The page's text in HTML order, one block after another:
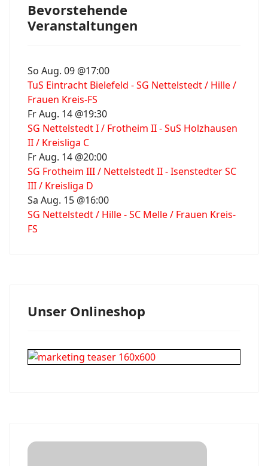
Bevorstehende
Veranstaltungen
So Aug. 09 @17:00
TuS Eintracht Bielefeld - SG Nettelstedt / Hille /
Frauen Kreis-FS
Fr Aug. 14 @19:30
SG Nettelstedt I / Frotheim II - SuS Holzhausen
II / Kreisliga C
Fr Aug. 14 @20:00
SG Frotheim III / Nettelstedt II - Isenstedter SC
III / Kreisliga D
Sa Aug. 15 @16:00
SG Nettelstedt / Hille - SC Melle / Frauen Kreis-
FS
Unser Onlineshop